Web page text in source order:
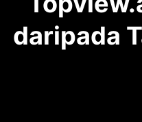
daripada